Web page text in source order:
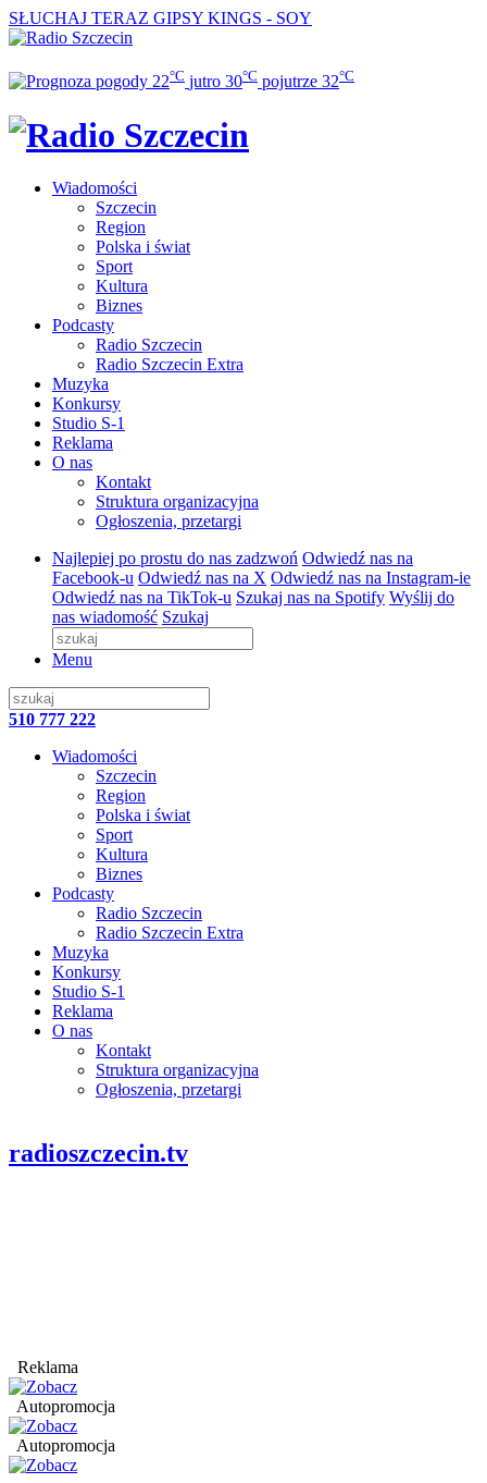
SŁUCHAJ TERAZ GIPSY KINGS - SOY
22°C jutro 30°C pojutrze 32°C
Wiadomości
Szczecin
Region
Polska i świat
Sport
Kultura
Biznes
Podcasty
Radio Szczecin
Radio Szczecin Extra
Muzyka
Konkursy
Studio S-1
Reklama
O nas
Kontakt
Struktura organizacyjna
Ogłoszenia, przetargi
Najlepiej po prostu do nas zadzwoń Odwiedź nas na
Facebook-u Odwiedź nas na X Odwiedź nas na Instagram-ie
Odwiedź nas na TikTok-u Szukaj nas na Spotify Wyślij do
nas wiadomość Szukaj
Menu
510 777 222
Wiadomości
Szczecin
Region
Polska i świat
Sport
Kultura
Biznes
Podcasty
Radio Szczecin
Radio Szczecin Extra
Muzyka
Konkursy
Studio S-1
Reklama
O nas
Kontakt
Struktura organizacyjna
Ogłoszenia, przetargi
radioszczecin.tv
Reklama
Autopromocja
Autopromocja